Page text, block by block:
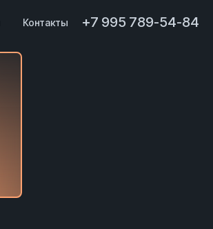
Контакты +7 995 789-54-84